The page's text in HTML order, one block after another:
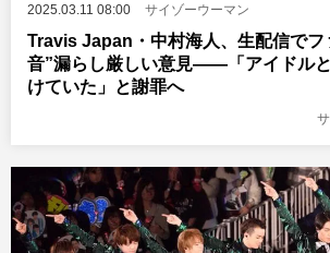
2025.03.11 08:00 サイゾーウーマン
Travis Japan・中村海人、生配信でフ
音”漏らし厳しい意見――「アイドル
けていた」と謝罪へ